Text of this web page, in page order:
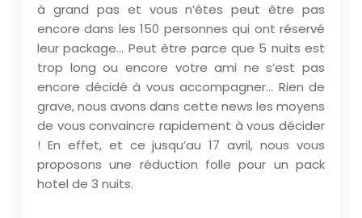
à grand pas et vous n’êtes peut être pas
encore dans les 150 personnes qui ont réservé
leur package… Peut être parce que 5 nuits est
trop long ou encore votre ami ne s’est pas
encore décidé à vous accompagner… Rien de
grave, nous avons dans cette news les moyens
de vous convaincre rapidement à vous décider
! En effet, et ce jusqu’au 17 avril, nous vous
proposons une réduction folle pour un pack
hotel de 3 nuits.